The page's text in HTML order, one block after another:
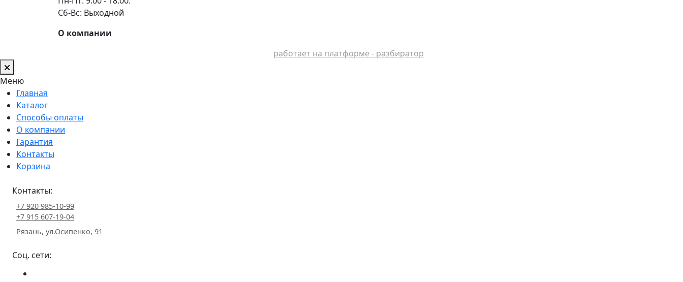
Сб-Вс: Выходной
О компании
работает на платформе - разбиратор
Меню
Главная
Каталог
Способы оплаты
О компании
Гарантия
Контакты
Корзина
Контакты:
+7 920 985-10-99
+7 915 607-19-04
Рязань, ул.Осипенко, 91
Соц. сети: